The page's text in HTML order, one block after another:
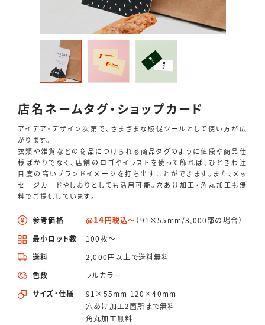
店名ネームタグ・ショップカード
アイデア・デザイン次第で、さまざまな販促ツールとして使い方が広
がります。
衣類や雑貨などの商品につけられる商品タグのように値段や商品仕
様ばかりでなく、店舗のロゴやイラストを使って飾れば、ひときわ注
目度の高いブランドイメージを打ち出すことができます。また、メッ
セージカードやしおりとしても活用可能。穴あけ加工・角丸加工も無
料でご提供しています。
参考価格 @14円税込〜（91×55mm/3,000部の場合）
最小ロット数
100枚〜
送料
2,000円以上で送料無料
色数
フルカラー
サイズ・仕様
91×55mm 120×40mm
穴あけ加工2箇所まで無料
角丸加工無料